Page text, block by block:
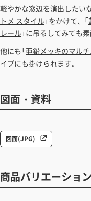
軽やかな窓辺を演出したい
トメ スタイル」をかけて、「
レール」に吊るしてみても素
他にも「亜鉛メッキのマル
イプにも掛けられます。
図面・資料
図面(JPG)
商品バリエーション